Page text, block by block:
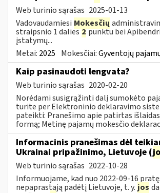
Web turinio sąrašas 2025-01-13
Vadovaudamiesi Mokesčių
straipsnio 1 dalies2punktu bei
įstatymų...
Metai: 2025 Mokesčiai:Gyventojų
Kaip pasinaudoti lengvata?
Web turinio sąrašas 2020-02-20
Norėdami susigrąžinti dalį sumokėto
turite per Elektroninio deklaravimo
pateikti: Pranešimo apie patirtas išlaidas
formą; Metinę pajamų mokesčio
Informacinis pranešimas dėl
Ukrainai pripažinimo, Lietuvoje (
Web turinio sąrašas 2022-10-28
Informuojame, kad nuo 2022-09-16
nepaprastąją padėtį Lietuvoje, t. y. jos